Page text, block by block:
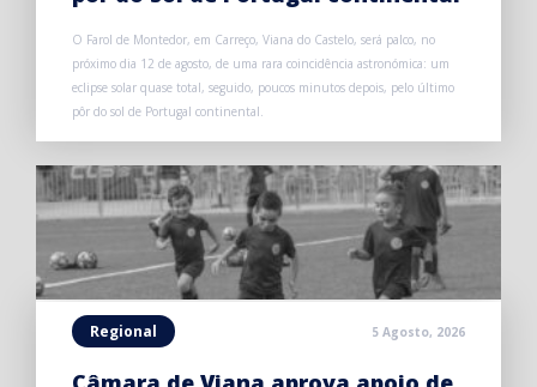
O Farol de Montedor, em Carreço, Viana do Castelo, será palco, no
próximo dia 12 de agosto, de uma rara coincidência astronómica: um
eclipse solar quase total, seguido, poucos minutos depois, pelo último
pôr do sol de Portugal continental.
Regional 5 Agosto, 2026